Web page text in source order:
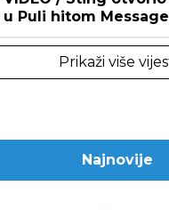
Puli hitom
Prikaži više
Najnovije